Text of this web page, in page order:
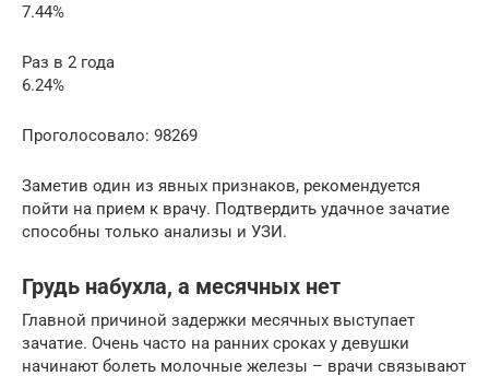
7.44%
Раз в 2 года
6.24%
Проголосовало: 98269
Заметив один из явных признаков, рекомендуется
пойти на прием к врачу. Подтвердить удачное зачатие
способны только анализы и УЗИ.
Грудь набухла, а месячных нет
Главной причиной задержки месячных выступает
зачатие. Очень часто на ранних сроках у девушки
начинают болеть молочные железы – врачи связывают